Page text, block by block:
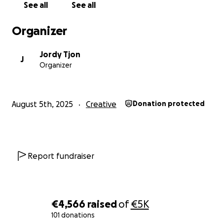
€4,566 raisedof€5K
101 donations
investment are offered in exchange for any
See all See all
Organizer
J
Jordy Tjon
Organizer
August 5th, 2025 Creative Donation protected
Report fundraiser